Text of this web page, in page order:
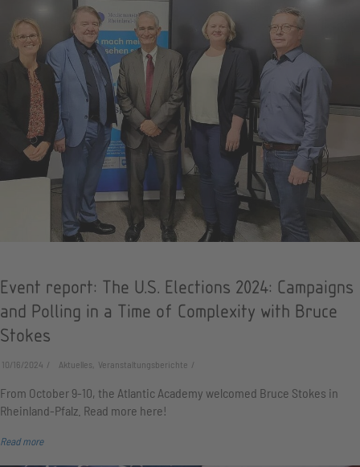
Event report: The U.S. Elections 2024: Campaigns
and Polling in a Time of Complexity with Bruce
Stokes
10/16/2024 Aktuelles, Veranstaltungsberichte
From October 9-10, the Atlantic Academy welcomed Bruce Stokes in
Rheinland-Pfalz. Read more here!
Read more